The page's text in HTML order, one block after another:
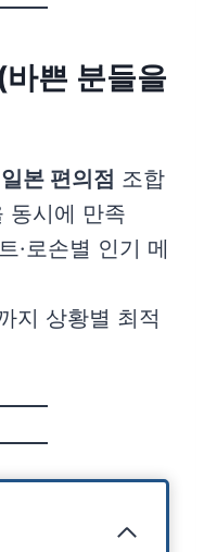
쁜 분들을
본 편의점 조합
동시에 만족
·로손별 인기 메
지 상황별 최적